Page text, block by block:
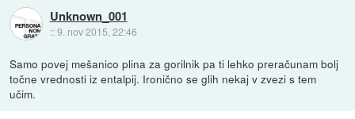
Unknown_001
::9. nov 2015, 22:46
Samo povej mešanico plina za gorilnik pa ti lehko preračunam bolj
točne vrednosti iz entalpij. Ironično se glih nekaj v zvezi s tem
učim.